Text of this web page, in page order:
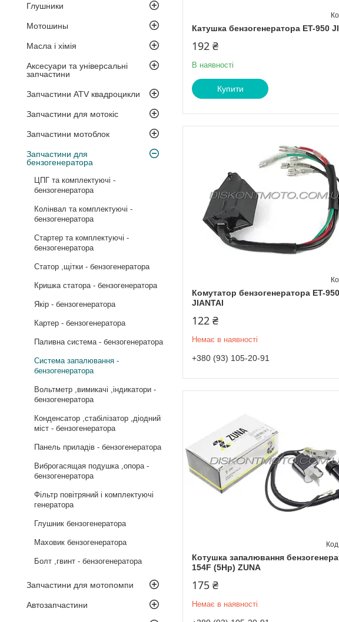
Глушники
Мотошины
Масла і хімія
Аксесуари та універсальні
запчастини
Запчастини ATV квадроцикли
Запчастини для мотокіс
Запчастини мотоблок
Запчастини для
бензогенератора
ЦПГ та комплектуючі -
бензогенератора
Колінвал та комплектуючі -
бензогенератора
Стартер та комплектуючі -
бензогенератора
Статор ,щітки - бензогенератора
Кришка статора - бензогенератора
Якір - бензогенератора
Картер - бензогенератора
Паливна система - бензогенератора
Система запалювання -
бензогенератора
Вольтметр ,вимикачі ,індикатори -
бензогенератора
Конденсатор ,стабілізатор ,діодний
міст - бензогенератора
Панель приладів - бензогенератора
Виброгасящая подушка ,опора -
бензогенератора
Фільтр повітряний і комплектуючі
генератора
Глушник бензогенератора
Маховик бензогенератора
Болт ,гвинт - бензогенератора
Запчастини для мотопомпи
Автозапчастини
Катушка бензогенератора ET-950
192 ₴
В наявності
Купити
Комутатор бензогенератора ET-950
JIANTAI
122 ₴
Немає в наявності
+380 (93) 105-20-91
Котушка запалювання
154F (5Hp) ZUNA
175 ₴
Немає в наявності